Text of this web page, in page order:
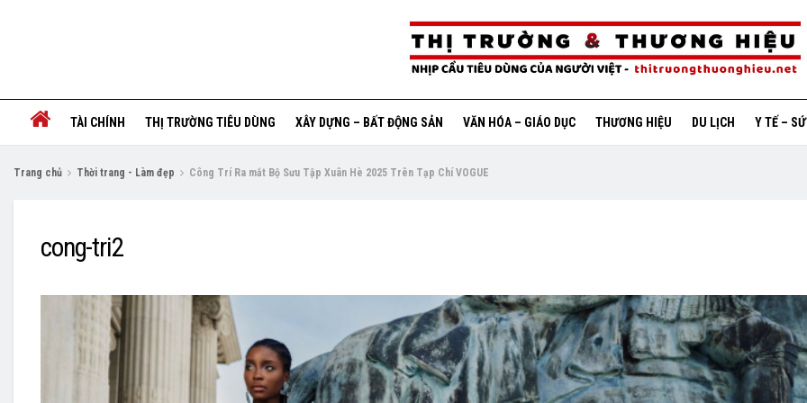
TÀI CHÍNH THỊ TRƯỜNG TIÊU DÙNG XÂY DỰNG – BẤT ĐỘNG SẢN VĂN HÓA – GIÁO DỤC THƯƠNG HIỆU DU LỊCH Y TẾ –
Trang chủ Thời trang - Làm đẹp Công Trí Ra mắt Bộ Sưu Tập Xuân Hè 2025 Trên Tạp Chí VOGUE
cong-tri2